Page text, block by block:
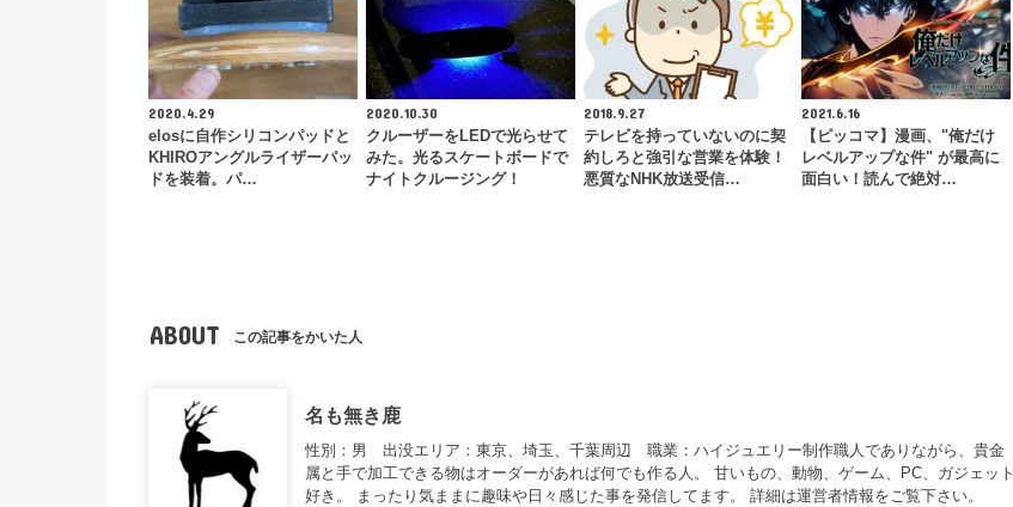
2020.4.29
elosに自作シリコンパッドと
KHIROアングルライザーパッ
ドを装着。パ…
2020.10.30
クルーザーをLEDで光らせて
みた。光るスケートボードで
ナイトクルージング！
2018.9.27
テレビを持っていないのに契
約しろと強引な営業を体験！
悪質なNHK放送受信…
2021.6.16
【ピッコマ】漫画、"俺だけ
レベルアップな件" が最高に
面白い！読んで絶対…
ABOUT この記事をかいた人
名も無き鹿
性別：男 出没エリア：東京、埼玉、千葉周辺 職業：ハイジュエリー制作職人でありながら、貴金
属と手で加工できる物はオーダーがあれば何でも作る人。 甘いもの、動物、ゲーム、PC、ガジェット
好き。 まったり気ままに趣味や日々感じた事を発信してます。 詳細は運営者情報をご覧下さい。